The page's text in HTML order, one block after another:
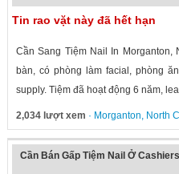
Tin rao vặt này đã hết hạn
Cần Sang Tiệm Nail In Morganton,
bàn, có phòng làm facial, phòng
supply. Tiệm đã hoạt động 6 năm,
2,034 lượt xem · Morganton, North
Cần Bán Gấp Tiệm Nail Ở